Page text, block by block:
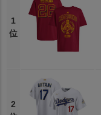
1
位
2